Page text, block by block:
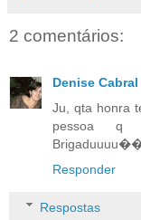
2 comentários:
Denise Cabral
Ju, qta honra
pessoa q
Responder
Respostas